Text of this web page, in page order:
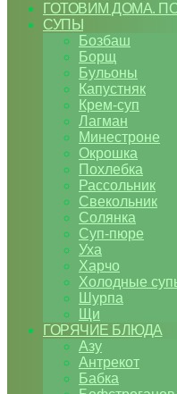
ГОТОВИМ ДОМА.
СУПЫ
Бозбаш
Борщ
Бульоны
Капустняк
Крем-суп
Лагман
Минестроне
Окрошка
Похлебка
Рассольник
Свекольник
Солянка
Суп-пюре
Уха
Харчо
Холодные
Шурпа
Щи
ГОРЯЧИЕ БЛЮДА
Азу
Антрекот
Бабка